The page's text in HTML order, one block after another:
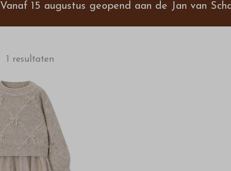
Vanaf 15 augustus geopend aan de Jan van
1 resultaten